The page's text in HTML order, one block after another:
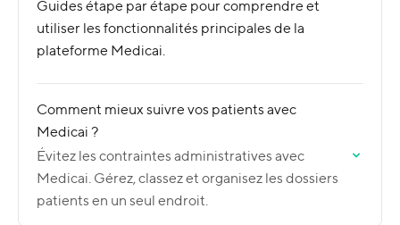
Guides étape par étape pour comprendre et
utiliser les fonctionnalités principales de la
plateforme Medicai.
Comment mieux suivre vos patients avec
Medicai ?
Évitez les contraintes administratives avec
Medicai. Gérez, classez et organisez les dossiers
patients en un seul endroit.